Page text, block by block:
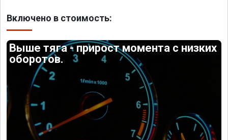
Включено в стоимость:
Выше тяга - прирост момента с низких
оборотов.